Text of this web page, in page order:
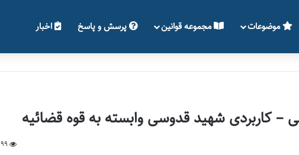
موضوعات مجموعه قوانین پرسش و پاسخ اخبار
کاربردی شهید قدوسی وابسته به قوه قضائیه
99